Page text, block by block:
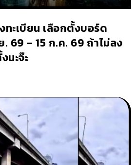
ทะเบียน เลือกตั้งบอร์ด
69 – 15 ก.ค. 69 ถ้าไม่ลง
นะจ๊ะ